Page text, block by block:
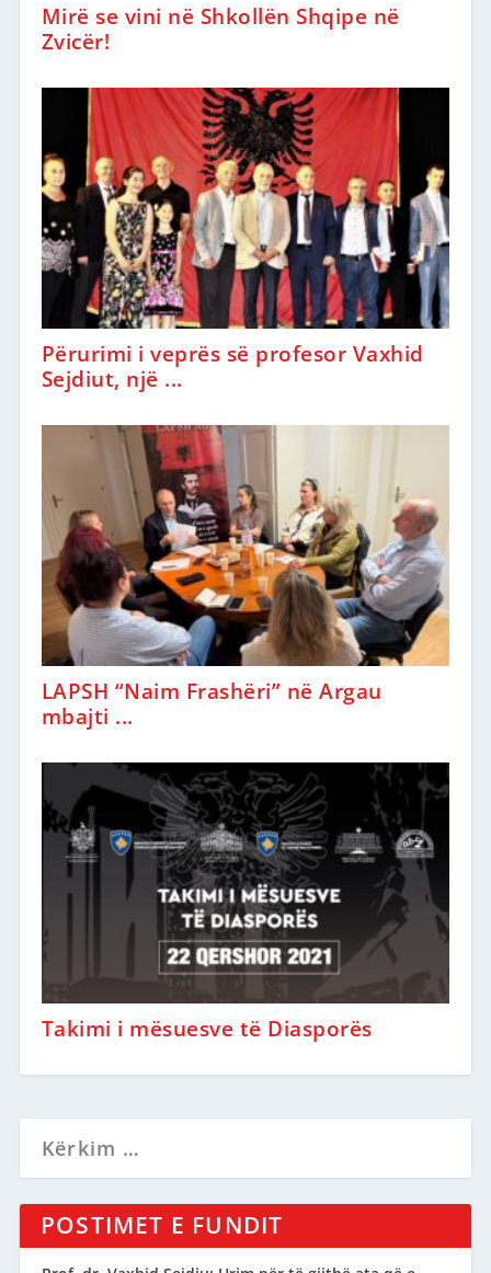
Mirë se vini në Shkollën Shqipe në
Zvicër!
Përurimi i veprës së profesor Vaxhid
Sejdiut, një ...
LAPSH “Naim Frashëri” në Argau
mbajti ...
Takimi i mësuesve të Diasporës
POSTIMET E FUNDIT